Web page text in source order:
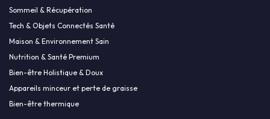
Sommeil & Récupération
Tech & Objets Connectés Santé
Maison & Environnement Sain
Nutrition & Santé Premium
Bien-être Holistique & Doux
Appareils minceur et perte de graisse
Bien-être thermique